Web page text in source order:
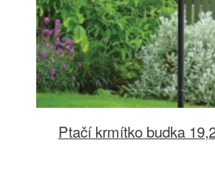
Ptačí krmítko budka